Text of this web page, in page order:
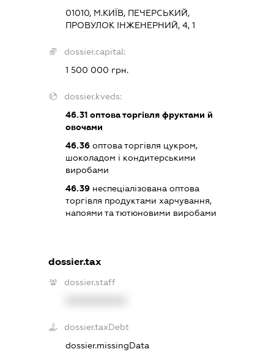
01010, М.КИЇВ, ПЕЧЕРСЬКИЙ,
ПРОВУЛОК ІНЖЕНЕРНИЙ, 4, 1
dossier.capital:
1 500 000 грн.
dossier.kveds:
46.31 оптова торгівля фруктами й
овочами
46.36 оптова торгівля цукром,
шоколадом і кондитерськими
виробами
46.39 неспеціалізована оптова
торгівля продуктами харчування,
напоями та тютюновими виробами
dossier.tax
dossier.staff
dossier.taxDebt
dossier.missingData